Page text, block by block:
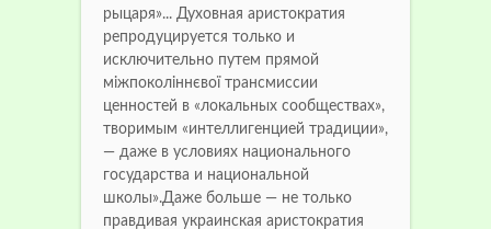
рыцаря»... Духовная аристократия
репродуцируется только и
исключительно путем прямой
міжпоколіннєвої трансмиссии
ценностей в «локальных сообществах»,
творимым «интеллигенцией традиции»,
— даже в условиях национального
государства и национальной
школы».Даже больше — не только
правдивая украинская аристократия